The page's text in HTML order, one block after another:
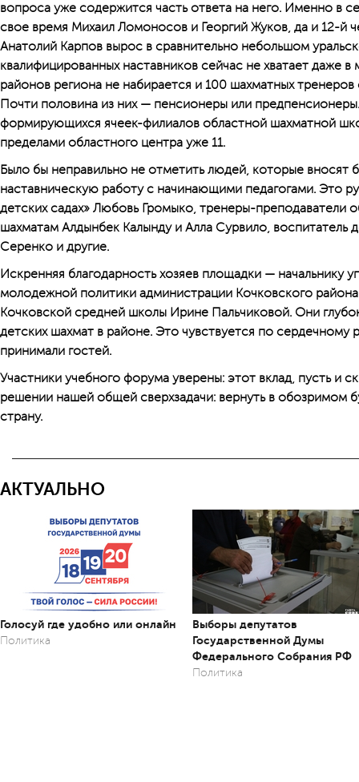
вопроса уже содержится часть ответа на него. Именно в
свое время Михаил Ломоносов и Георгий Жуков, да и 12-й
Анатолий Карпов вырос в сравнительно небольшом
квалифицированных наставников сейчас не хватает даже в
районов региона не набирается и 100 шахматных
Почти половина из них — пенсионеры или
формирующихся ячеек-филиалов областной шахматной
пределами областного центра уже 11.
Было бы неправильно не отметить людей, которые вносят
наставническую работу с начинающими педагогами. Это
детских садах» Любовь Громыко, тренеры-преподаватели
шахматам Алдынбек Калынду и Алла Сурвило, воспитатель
Серенко и другие.
Искренняя благодарность хозяев площадки — начальнику
молодежной политики администрации Кочковского
Кочковской средней школы Ирине Пальчиковой. Они
детских шахмат в районе. Это чувствуется по
принимали гостей.
Участники учебного форума уверены: этот вклад, пусть и
решении нашей общей сверхзадачи: вернуть в обозримом
страну.
АКТУАЛЬНО
Голосуй где удобно или онлайн
Политика
Выборы депутатов
Государственной Думы
Федерального Собрания РФ
Политика